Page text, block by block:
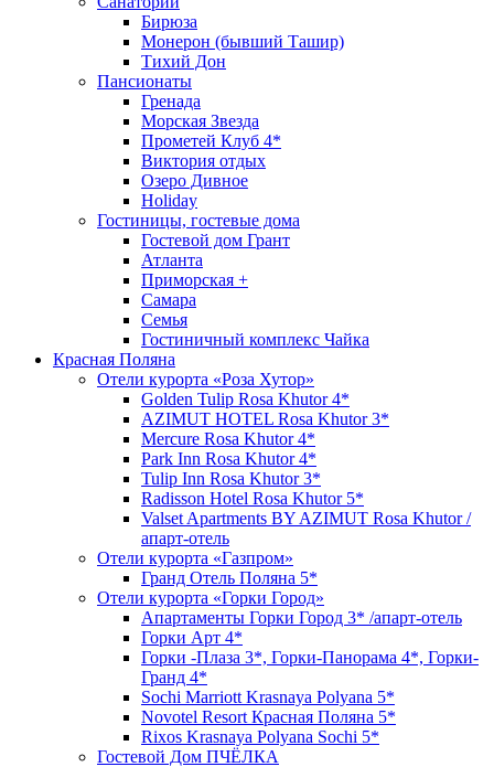
Бирюза
Монерон (бывший Ташир)
Тихий Дон
Пансионаты
Гренада
Морская Звезда
Прометей Клуб 4*
Виктория отдых
Озеро Дивное
Holiday
Гостиницы, гостевые дома
Гостевой дом Грант
Атланта
Приморская +
Самара
Семья
Гостиничный комплекс Чайка
Красная Поляна
Отели курорта «Роза Хутор»
Golden Tulip Rosa Khutor 4*
AZIMUT HOTEL Rosa Khutor 3*
Mercure Rosa Khutor 4*
Park Inn Rosa Khutor 4*
Tulip Inn Rosa Khutor 3*
Radisson Hotel Rosa Khutor 5*
Valset Apartments BY AZIMUT Rosa Khutor /
апарт-отель
Отели курорта «Газпром»
Гранд Отель Поляна 5*
Отели курорта «Горки Город»
Апартаменты Горки Город 3* /апарт-отель
Горки Арт 4*
Горки -Плаза 3*, Горки-Панорама 4*, Горки-
Гранд 4*
Sochi Marriott Krasnaya Polyana 5*
Novotel Resort Красная Поляна 5*
Rixos Krasnaya Polyana Sochi 5*
Гостевой Дом ПЧЁЛКА